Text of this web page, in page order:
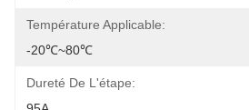
Température Applicable:
-20℃~80℃
Dureté De L'étape: